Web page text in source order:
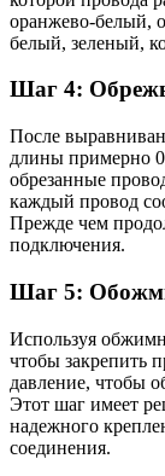
оранжево-белый,
белый, зеленый,
Шаг 4:
После
длины примерно
обрезанные
каждый провод
Прежде чем
подключения.
Шаг 5:
Используя
чтобы закрепить
давление, чтобы
Этот шаг имеет
надежного
соединения.